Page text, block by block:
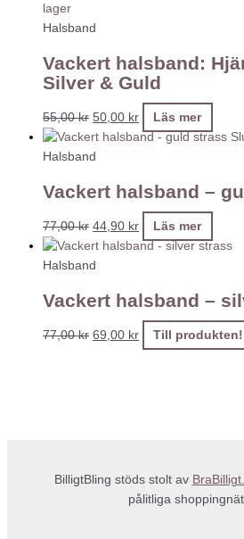
lager
Halsband
Vackert halsband:
Silver & Guld
55,00kr 50,00 kr Läs mer
Halsband
Vackert halsband –
77,00kr 44,90 kr Läs mer
Halsband
Vackert halsband –
77,00kr 69,00 kr Till produkten!
BilligtBling stöds stolt av
pålitliga